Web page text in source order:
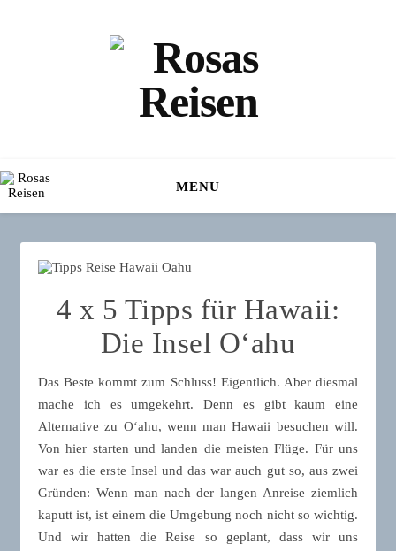
MENU
4 x 5 Tipps für Hawaii:
Die Insel Oʻahu
Das Beste kommt zum Schluss! Eigentlich. Aber diesmal
mache ich es umgekehrt. Denn es gibt kaum eine
Alternative zu Oʻahu, wenn man Hawaii besuchen will.
Von hier starten und landen die meisten Flüge. Für uns
war es die erste Insel und das war auch gut so, aus zwei
Gründen: Wenn man nach der langen Anreise ziemlich
kaputt ist, ist einem die Umgebung noch nicht so wichtig.
Und wir hatten die Reise so geplant, dass wir uns